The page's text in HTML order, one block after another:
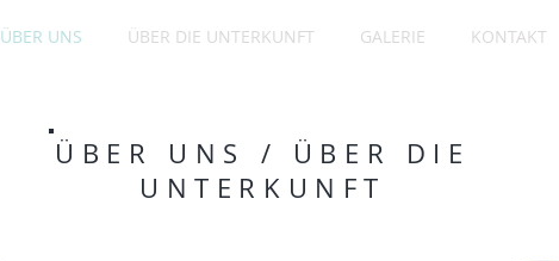
ÜBER UNS ÜBER DIE UNTERKUNFT GALERIE KONTAKT
ÜBER UNS / ÜBER DIE
UNTERKUNFT